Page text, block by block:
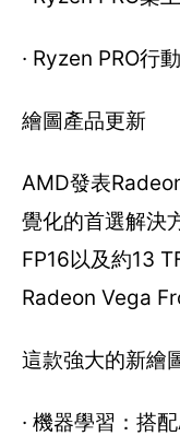
· Ryzen PRO行
繪圖產品更新
AMD發表
覺化的首選解決
FP16以及約13
Radeon Vega
這款強大的新繪
· 機器學習：搭